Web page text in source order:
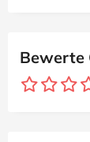
Bewerte